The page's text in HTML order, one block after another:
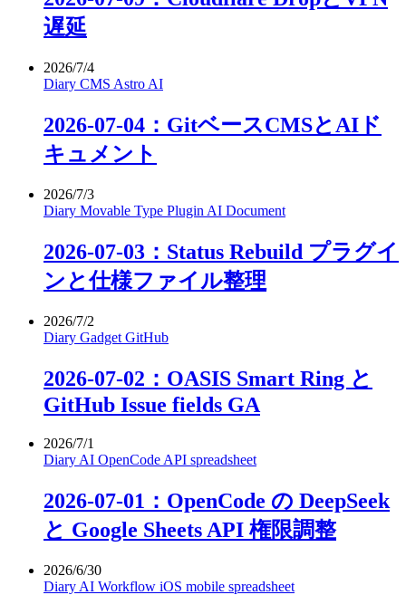
遅延
2026/7/4
Diary CMS Astro AI
2026-07-04：GitベースCMSとAIド
キュメント
2026/7/3
Diary Movable Type Plugin AI Document
2026-07-03：Status Rebuild プラグイ
ンと仕様ファイル整理
2026/7/2
Diary Gadget GitHub
2026-07-02：OASIS Smart Ring と
GitHub Issue fields GA
2026/7/1
Diary AI OpenCode API spreadsheet
2026-07-01：OpenCode の DeepSeek
と Google Sheets API 権限調整
2026/6/30
Diary AI Workflow iOS mobile spreadsheet